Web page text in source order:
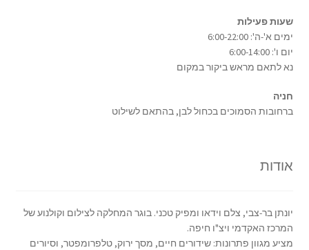
שעות פעילות
ימים א'-ה': 6:00-22:00
יום ו': 6:00-14:00
נא לתאם מראש ביקור במקום
חניה
ברחובות הסמוכים בכחול לבן, בהתאם לשילוט
אודות
יונתן בר-צבי, צלם וידאו ומפיק טכני. בוגר המחלקה לצילום וקולנוע של
המרכז האקדמי ויצ"ו חיפה.
מציע מגוון פתרונות: שידורים חיים, מסך ירוק, טלפרומפטר, וסיורים